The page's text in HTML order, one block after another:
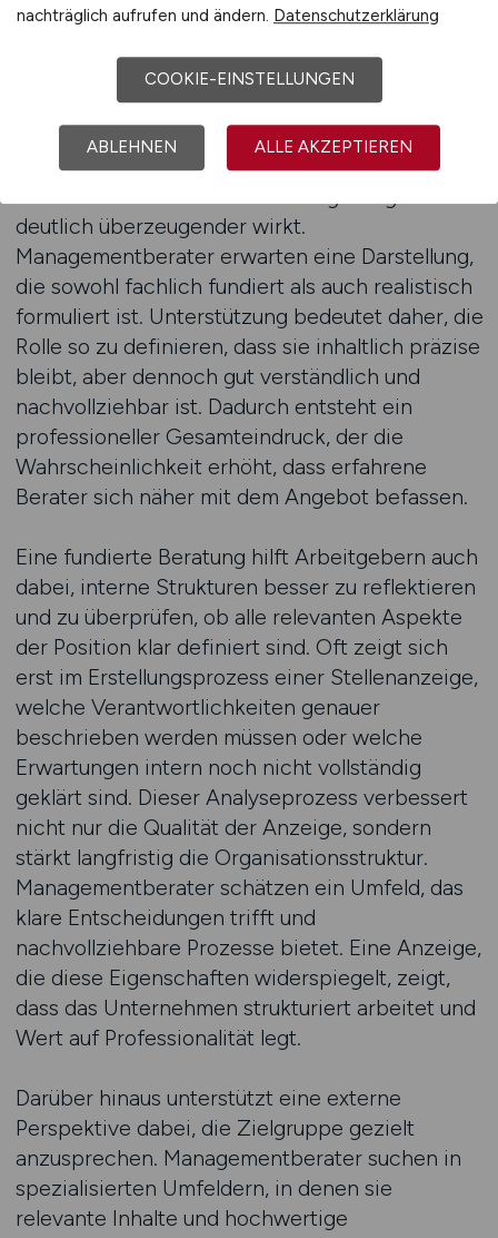
Faktoren: ein präziser Inhalt, ein strukturiertes
die Zielgruppe erreicht. Arbeitgeber, die
Unterstützung bei der Ausgestaltung ihrer
Anzeige in Anspruch nehmen, profitieren
davon, dass zentrale Botschaften klarer
deutlich überzeugender wirkt.
Managementberater erwarten eine Darstellung,
die sowohl fachlich fundiert als auch realistisch
formuliert ist. Unterstützung bedeutet daher, die
Rolle so zu definieren, dass sie inhaltlich präzise
bleibt, aber dennoch gut verständlich und
nachvollziehbar ist. Dadurch entsteht ein
professioneller Gesamteindruck, der die
Wahrscheinlichkeit erhöht, dass erfahrene
Berater sich näher mit dem Angebot befassen.
Eine fundierte Beratung hilft Arbeitgebern auch
dabei, interne Strukturen besser zu reflektieren
und zu überprüfen, ob alle relevanten Aspekte
der Position klar definiert sind. Oft zeigt sich
erst im Erstellungsprozess einer Stellenanzeige,
welche Verantwortlichkeiten genauer
beschrieben werden müssen oder welche
Erwartungen intern noch nicht vollständig
geklärt sind. Dieser Analyseprozess verbessert
nicht nur die Qualität der Anzeige, sondern
stärkt langfristig die Organisationsstruktur.
Managementberater schätzen ein Umfeld, das
klare Entscheidungen trifft und
nachvollziehbare Prozesse bietet. Eine Anzeige,
die diese Eigenschaften widerspiegelt, zeigt,
dass das Unternehmen strukturiert arbeitet und
Wert auf Professionalität legt.
Darüber hinaus unterstützt eine externe
Perspektive dabei, die Zielgruppe gezielt
anzusprechen. Managementberater suchen in
spezialisierten Umfeldern, in denen sie
relevante Inhalte und hochwertige
nachträglich aufrufen und ändern. Datenschutzerklärung
COOKIE-EINSTELLUNGEN
ABLEHNEN ALLE AKZEPTIEREN